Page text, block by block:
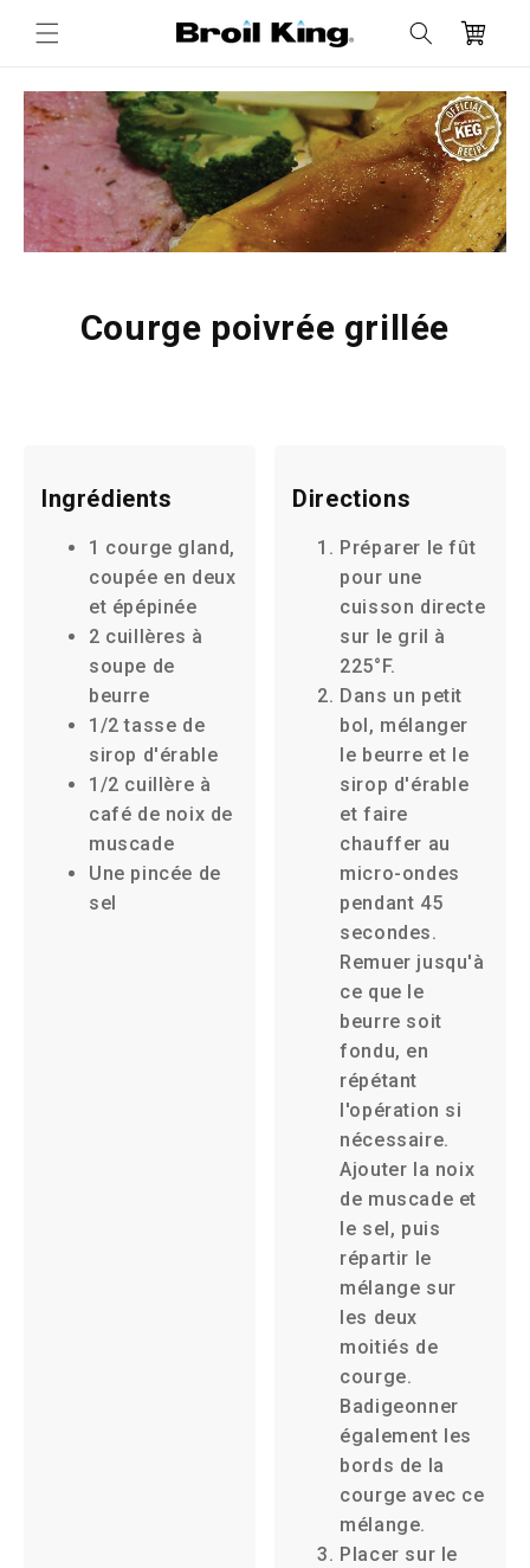
passer
au
Panier
Courge poivrée grillée
Ingrédients
1 courge gland,
coupée en deux
et épépinée
2 cuillères à
soupe de
beurre
1/2 tasse de
sirop d'érable
1/2 cuillère à
café de noix de
muscade
Une pincée de
sel
Directions
Préparer le fût
pour une
cuisson directe
sur le gril à
225°F.
Dans un petit
bol, mélanger
le beurre et le
sirop d'érable
et faire
chauffer au
micro-ondes
pendant 45
secondes.
Remuer jusqu'à
ce que le
beurre soit
fondu, en
répétant
l'opération si
nécessaire.
Ajouter la noix
de muscade et
le sel, puis
répartir le
mélange sur
les deux
moitiés de
courge.
Badigeonner
également les
bords de la
courge avec ce
mélange.
Placer sur le